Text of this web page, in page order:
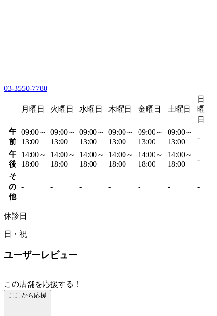
03-3550-7788
月曜日 火曜日 水曜日 木曜日 金曜日 土曜日
日
曜
日
午
前
09:00～
13:00
09:00～
13:00
09:00～
13:00
09:00～
13:00
09:00～
13:00
09:00～
13:00
-
午
後
14:00～
18:00
14:00～
18:00
14:00～
18:00
14:00～
18:00
14:00～
18:00
14:00～
18:00
-
そ
の
他
- - - - - - -
休診日
日・祝
ユーザーレビュー
この店舗を応援する！
ここから応援